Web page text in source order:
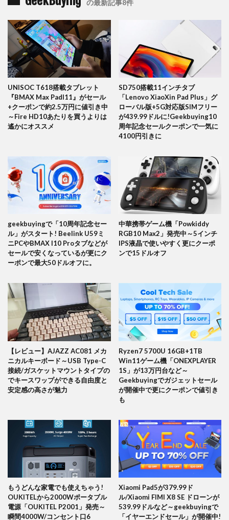
の最新記事8件
UNISOC T618搭載タブレット
『BMAX Max PadI11』がセール
+クーポンで約2.5万円に値引き中
～Fire HD10あたりを買うよりは
遙かにオススメ
SD750搭載11インチタブ
「Lenovo XiaoXin Pad Plus」グ
ローバル版+5G対応版SIMフリー
が439.99ドルに!Geekbuying10
周年記念セールクーポンで一気に
4100円引きに
geekbuyingで「10周年記念セー
ル」がスタート! Beelink U59ミ
ニPCやBMAX I10 Proタブなどが
セールで安くなっているが更にク
ーポンで最大50ドルオフに。
中華携帯ゲーム機「Powkiddy
RGB10 Max2」発売中～5インチ
IPS液晶で使いやすく更にクーポ
ンで15ドルオフ
【レビュー】AJAZZ AC081 メカ
ニカルキーボード～USB Type-C
接続/ガスケットマウントタイプの
でキースワップができる自由度と
安定感の高さが魅力
Ryzen7 5700U 16GB+1TB
Win11ゲーム機「ONEXPLAYER
1S」が13万円台など～
Geekbuyingでガジェットセール
が開催中で更にクーポンで値引き
も
もうどんな家電でも使えちゃう!
OUKITELから2000Wポータブル
電源「OUKITEL P2001」発売～
瞬間4000W/コンセント口6
Xiaomi Pad5が379.99ド
ル/Xiaomi FIMI X8 SE ドローンが
539.99ドルなど～geekbuyingで
「イヤーエンドセール」が開催中!